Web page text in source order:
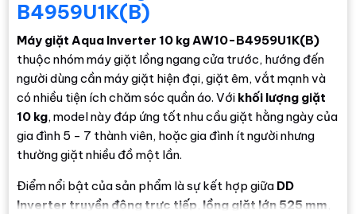
B4959U1K(B)
Máy giặt Aqua Inverter 10 kg AW10-B4959U1K(B)
thuộc nhóm máy giặt lồng ngang cửa trước, hướng đến
người dùng cần máy giặt hiện đại, giặt êm, vắt mạnh và
có nhiều tiện ích chăm sóc quần áo. Với khối lượng giặt
10 kg, model này đáp ứng tốt nhu cầu giặt hằng ngày của
gia đình 5 - 7 thành viên, hoặc gia đình ít người nhưng
thường giặt nhiều đồ một lần.
Điểm nổi bật của sản phẩm là sự kết hợp giữa DD
Inverter truyền động trực tiếp lồng giặt lớn 525 mm